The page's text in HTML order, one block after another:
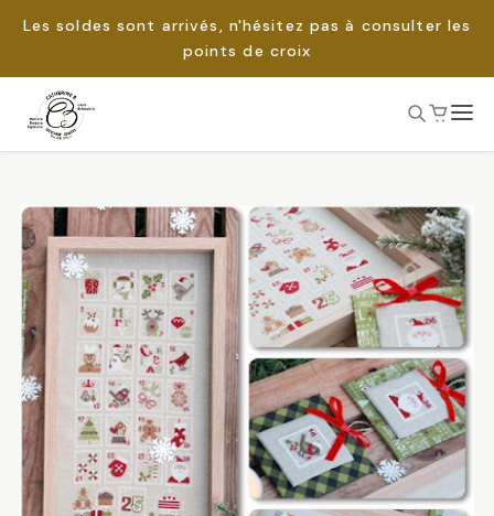
Les soldes sont arrivés, n'hésitez pas à consulter les
points de croix
Passer